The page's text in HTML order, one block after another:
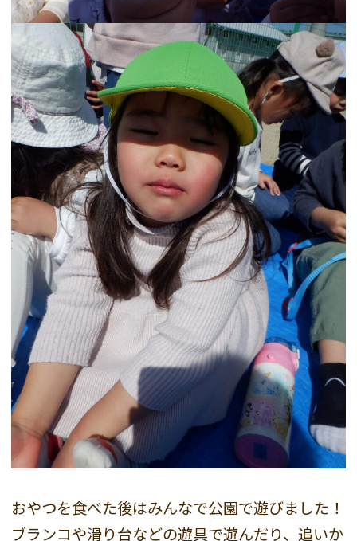
おやつを食べた後はみんなで公園で遊びました！
ブランコや滑り台などの遊具で遊んだり、追いか